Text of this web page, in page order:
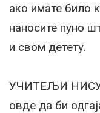
ако имате било
наносите пуно
и свом детету.
УЧИТЕЉИ НИСУ
овде да би